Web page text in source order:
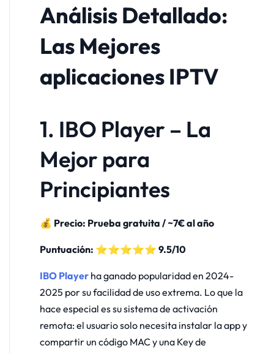
Análisis Detallado:
Las Mejores
aplicaciones IPTV
1. IBO Player – La
Mejor para
Principiantes
💰 Precio: Prueba gratuita / ~7€ al año
Puntuación: ⭐⭐⭐⭐⭐ 9.5/10
IBO Player ha ganado popularidad en 2024-
2025 por su facilidad de uso extrema. Lo que la
hace especial es su sistema de activación
remota: el usuario solo necesita instalar la app y
compartir un código MAC y una Key de